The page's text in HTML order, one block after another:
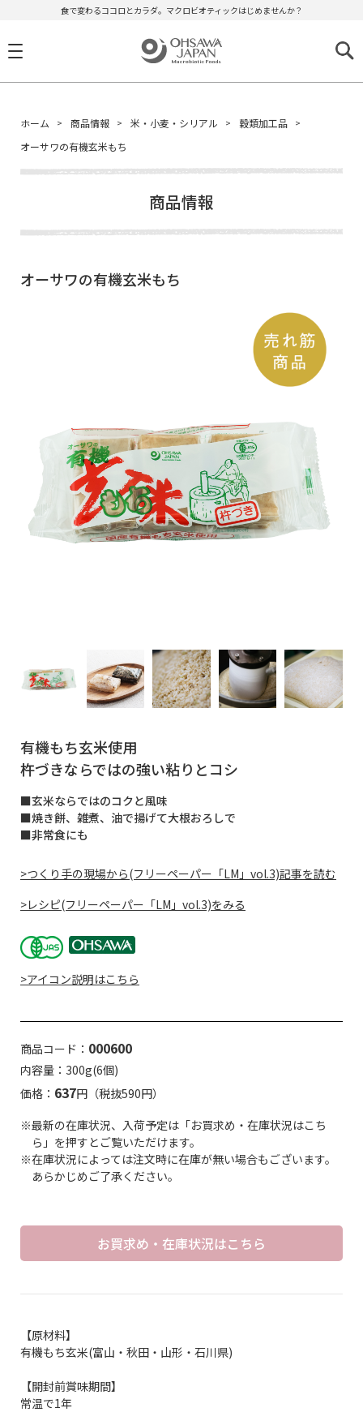
食で変わるココロとカラダ。マクロビオティックはじめませんか？
ホーム 商品情報 米・小麦・シリアル
穀類加工品
オーサワの有機玄米もち
商品情報
オーサワの有機玄米もち
有機もち玄米使用
杵づきならではの強い粘りとコシ
■玄米ならではのコクと風味
■焼き餅、雑煮、油で揚げて大根おろしで
■非常食にも
>つくり手の現場から(フリーペーパー「LM」vol.3)記事を読む
>レシピ(フリーペーパー「LM」vol.3)をみる
>アイコン説明はこちら
商品コード： 000600
内容量：300g(6個)
価格： 637円（税抜590円）
※最新の在庫状況、入荷予定は「お買求め・在庫状況はこち
ら」を押すとご覧いただけます。
※在庫状況によっては注文時に在庫が無い場合もございます。
あらかじめご了承ください。
お買求め・在庫状況はこちら
【原材料】
有機もち玄米(富山・秋田・山形・石川県)
【開封前賞味期間】
常温で1年